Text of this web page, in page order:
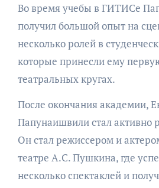
Во время учебы в ГИТИСе
получил большой опыт на
несколько ролей в
которые принесли ему
театральных кругах.
После окончания академии,
Папунаишвили стал активно
Он стал режиссером и
театре А.С. Пушкина, где
несколько спектаклей и